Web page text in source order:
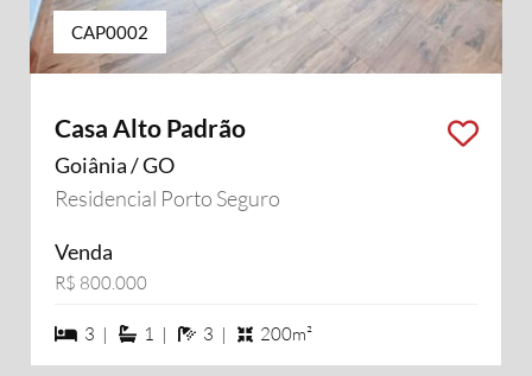
CAP0002
Casa Alto Padrão
Goiânia / GO
Residencial Porto Seguro
Venda
R$ 800.000
3 dormiórios
3 | 1 suítes
1 | 3 banheiros
3 | 200m²